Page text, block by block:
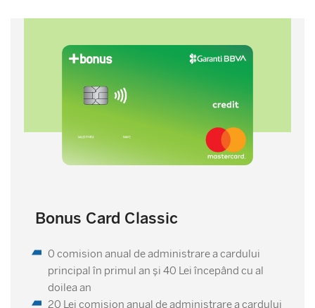
Bonus Card Classic
0 comision anual de administrare a cardului
principal în primul an şi 40 Lei începând cu al
doilea an
20 Lei comision anual de administrare a cardului